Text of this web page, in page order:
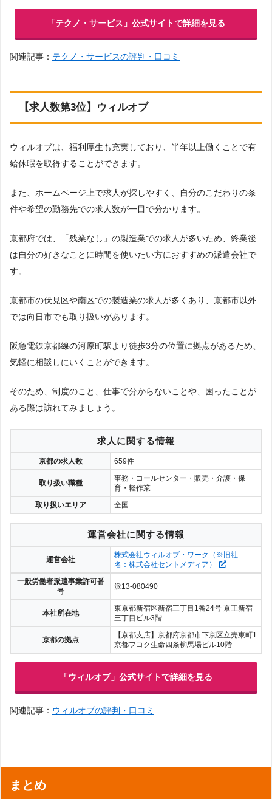
「テクノ・サービス」公式サイトで詳細を見る
関連記事： テクノ・サービスの評判・口コミ
【求人数第3位】ウィルオブ
ウィルオブは、福利厚生も充実しており、半年以上働くことで有
給休暇を取得することができます。
また、ホームページ上で求人が探しやすく、自分のこだわりの条
件や希望の勤務先での求人数が一目で分かります。
京都府では、「残業なし」の製造業での求人が多いため、終業後
は自分の好きなことに時間を使いたい方におすすめの派遣会社で
す。
京都市の伏見区や南区での製造業の求人が多くあり、京都市以外
では向日市でも取り扱いがあります。
阪急電鉄京都線の河原町駅より徒歩3分の位置に拠点があるため、
気軽に相談しにいくことができます。
そのため、制度のこと、仕事で分からないことや、困ったことが
ある際は訪れてみましょう。
求人に関する情報
京都の求人数 659件
取り扱い職種
事務・コールセンター・販売・介護・保
育・軽作業
取り扱いエリア
全国
運営会社に関する情報
運営会社
株式会社ウィルオブ・ワーク（※旧社
名：株式会社セントメディア）
一般労働者派遣事業許可番
号
派13-080490
本社所在地
東京都新宿区新宿三丁目1番24号 京王新宿
三丁目ビル3階
京都の拠点
【京都支店】京都府京都市下京区立売東町1
京都フコク生命四条柳馬場ビル10階
「ウィルオブ」公式サイトで詳細を見る
関連記事： ウィルオブの評判・口コミ
まとめ